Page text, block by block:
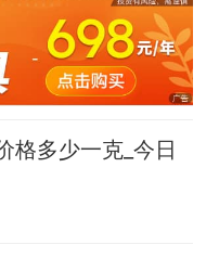
格多少一克_今日